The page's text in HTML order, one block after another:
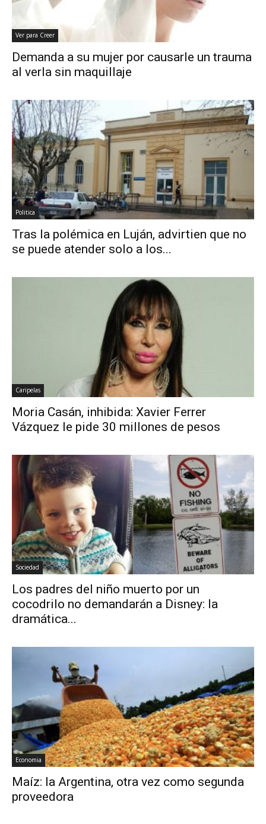
Ver para Creer
Demanda a su mujer por causarle un trauma
al verla sin maquillaje
Politica
Tras la polémica en Luján, advirtien que no
se puede atender solo a los...
Caripelas
Moria Casán, inhibida: Xavier Ferrer
Vázquez le pide 30 millones de pesos
Sociedad
Los padres del niño muerto por un
cocodrilo no demandarán a Disney: la
dramática...
Economia
Maíz: la Argentina, otra vez como segunda
proveedora